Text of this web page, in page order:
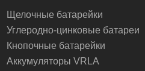
Щелочные батарейки
Углеродно-цинковые батареи
Кнопочные батарейки
Аккумуляторы VRLA